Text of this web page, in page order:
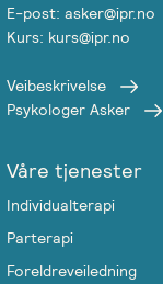
E-post: asker@ipr.no
Kurs: kurs@ipr.no
Veibeskrivelse
Psykologer Asker
Våre tjenester
Individualterapi
Parterapi
Foreldreveiledning